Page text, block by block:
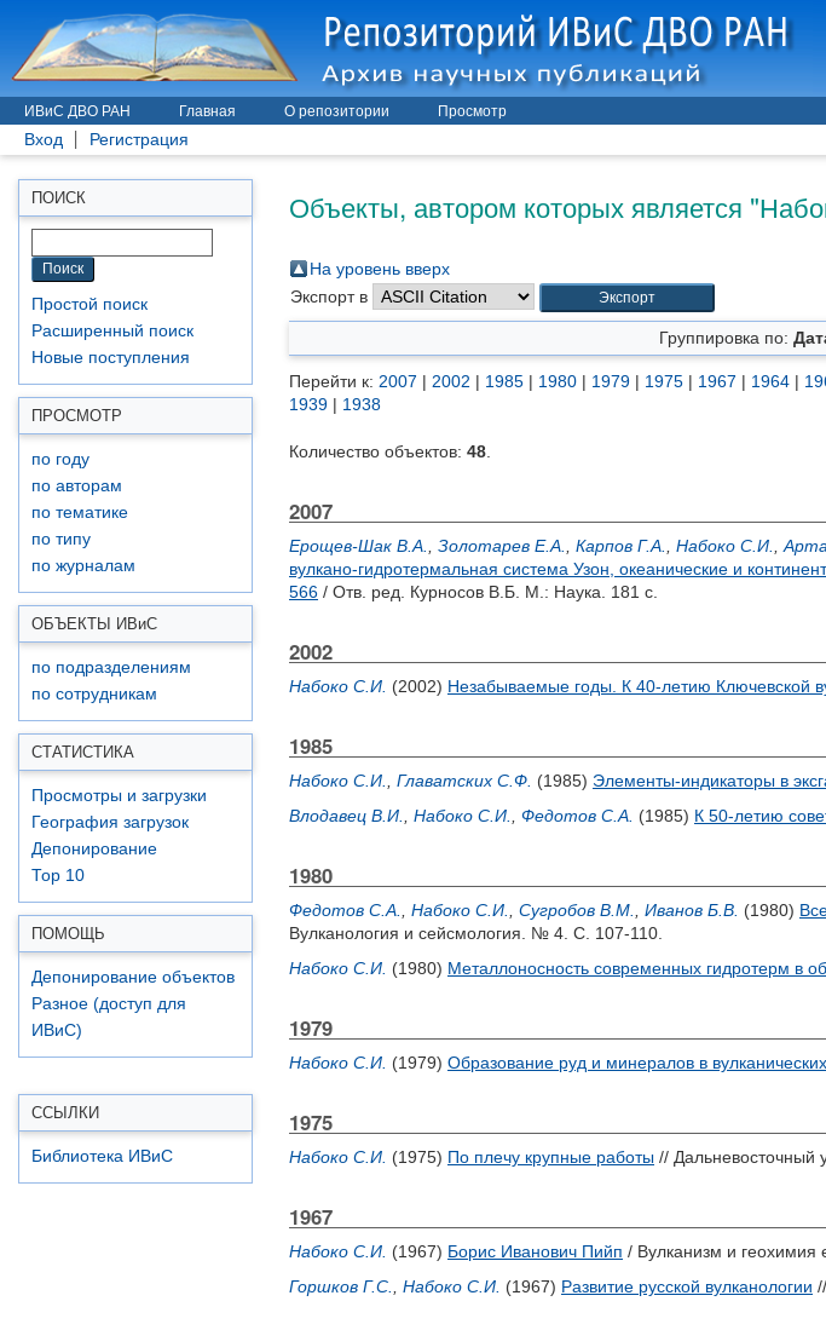
ИВиС ДВО РАН Главная О репозитории Просмотр
Вход Регистрация
ПОИСК
Простой поиск
Расширенный поиск
Новые поступления
ПРОСМОТР
по году
по авторам
по тематике
по типу
по журналам
ОБЪЕКТЫ ИВиС
по подразделениям
по сотрудникам
СТАТИСТИКА
Просмотры и загрузки
География загрузок
Депонирование
Top 10
ПОМОЩЬ
Депонирование объектов
Разное (доступ для
ИВиС)
ССЫЛКИ
Библиотека ИВиС
Объекты, автором которых является "
На уровень вверх
Экспорт в
Группировка по:
Перейти к: 2007 | 2002 | 1985 | 1980 | 1979 | 1975 | 1967 | 1964 |
1939 | 1938
Количество объектов: 48
2007
Ерощев-Шак В.А. Золотарев Е.А. Карпов Г.А. Набоко С.И.
вулкано-гидротермальная система Узон, океанические и
566 / Отв. ред. Курносов В.Б. М.: Наука. 181 с.
2002
Набоко С.И. (2002) Незабываемые годы. К 40-летию Ключевской
1985
Набоко С.И. Главатских С.Ф. (1985) Элементы-индикаторы в
Влодавец В.И.
Набоко С.И. Федотов С.А. (1985) К 50-летию
1980
Федотов С.А. Набоко С.И. Сугробов В.М. Иванов Б.В. (1980)
Вулканология и сейсмология. № 4. С. 107-110.
Набоко С.И. (1980) Металлоносность современных гидротерм в
1979
Набоко С.И. (1979) Образование руд и минералов в
1975
Набоко С.И. (1975) По плечу крупные работы // Дальневосточный
1967
Набоко С.И. (1967) Борис Иванович Пийп / Вулканизм и геохимия
Горшков Г.С.
Набоко С.И. (1967) Развитие русской вулканологии